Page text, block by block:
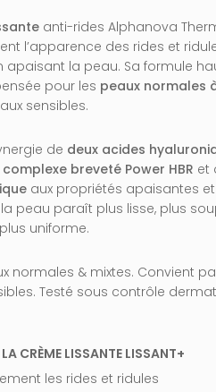
anti-rides Alphanova
l’apparence des rides et
apaisant la peau. Sa formule
pour les peaux normales
sensibles.
de deux acides
complexe breveté Power HBR et
aux propriétés apaisantes et
peau paraît plus lisse, plus
uniforme.
normales & mixtes. Convient
Testé sous contrôle
CRÈME LISSANTE LISSANT+
les rides et ridules